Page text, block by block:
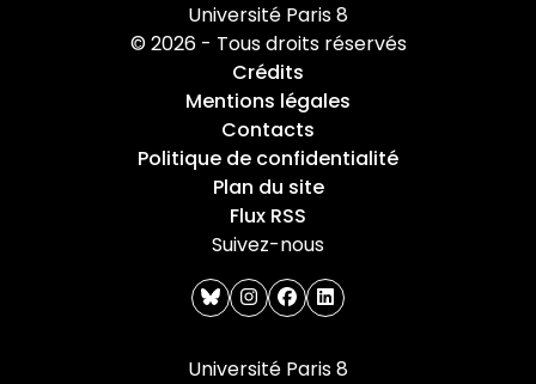
Université Paris 8
© 2026 - Tous droits réservés
Crédits
Mentions légales
Contacts
Politique de confidentialité
Plan du site
Flux RSS
Suivez-nous
blueskyinstagram
facebook
linkedin
Université Paris 8